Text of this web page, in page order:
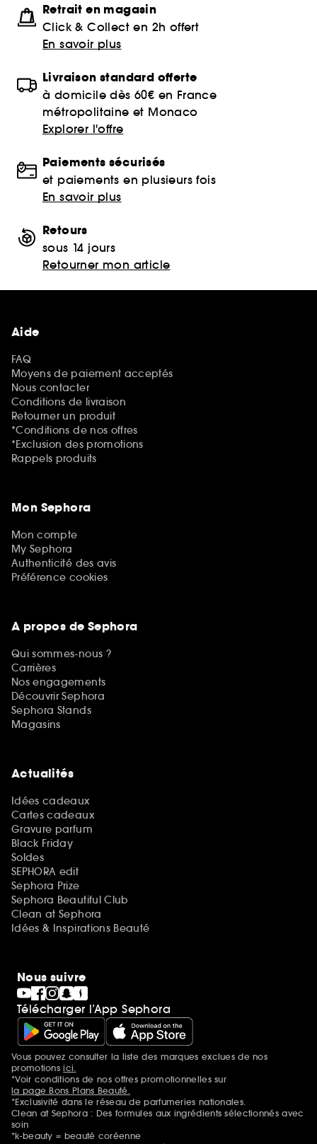
Retrait en magasin
Click & Collect en 2h offert
En savoir plus
Livraison standard offerte
à domicile dès 60€ en France
métropolitaine et Monaco
Explorer l'offre
Paiements sécurisés
et paiements en plusieurs fois
En savoir plus
Retours
sous 14 jours
Retourner mon article
Aide
FAQ
Moyens de paiement acceptés
Nous contacter
Conditions de livraison
Retourner un produit
*Conditions de nos offres
*Exclusion des promotions
Rappels produits
Mon Sephora
Mon compte
My Sephora
Authenticité des avis
Préférence cookies
A propos de Sephora
Qui sommes-nous ?
Carrières
Nos engagements
Découvrir Sephora
Sephora Stands
Magasins
Actualités
Idées cadeaux
Cartes cadeaux
Gravure parfum
Black Friday
Soldes
SEPHORA edit
Sephora Prize
Sephora Beautiful Club
Clean at Sephora
Idées & Inspirations Beauté
Nous suivre
Télécharger l’App Sephora
Mentions additionnelles
Vous pouvez consulter la liste des marques exclues de nos
promotionsici.
*Voir conditions de nos offres promotionnelles sur
la page Bons Plans Beauté.
*Exclusivité dans le réseau de parfumeries nationales.
Clean at Sephora : Des formules aux ingrédients sélectionnés avec
soin
*k-beauty = beauté coréenne